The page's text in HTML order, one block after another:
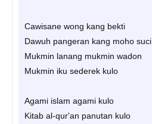
Cawisane wong kang bekti
Dawuh pangeran kang moho suci
Mukmin lanang mukmin wadon
Mukmin iku sederek kulo
Agami islam agami kulo
Kitab al-qur'an panutan kulo